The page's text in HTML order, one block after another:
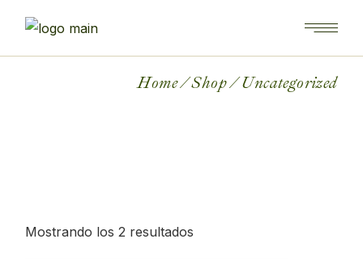
Home Shop Uncategorized
Mostrando los 2 resultados